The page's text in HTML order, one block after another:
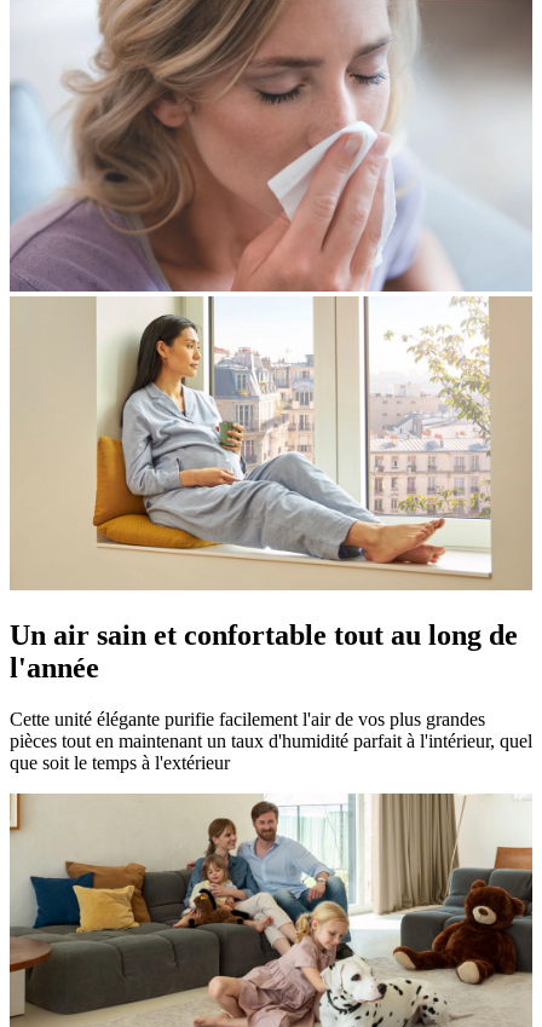
Un air sain et confortable tout au long de
l'année
Cette unité élégante purifie facilement l'air de vos plus grandes
pièces tout en maintenant un taux d'humidité parfait à l'intérieur, quel
que soit le temps à l'extérieur